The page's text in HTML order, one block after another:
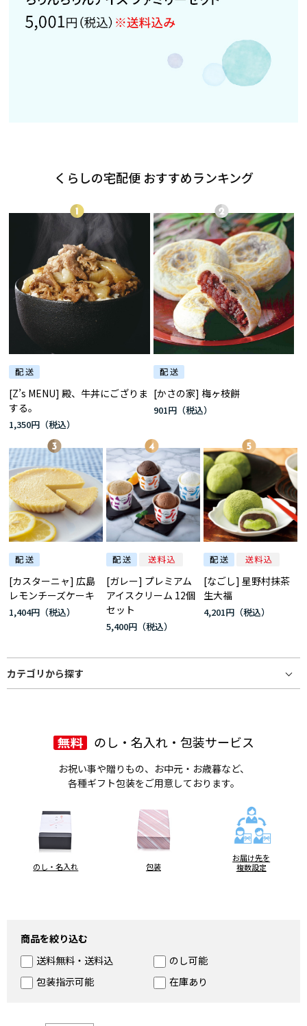
くらしの宅配便 おすすめランキング
[Z’s MENU] 殿、牛丼にござりま
する。
1,350円
[かさの家] 梅ヶ枝餅
901円
[カスターニャ] 広島
レモンチーズケーキ
1,404円
[ガレー] プレミアム
アイスクリーム 12個
セット
5,400円
[なごし] 星野村抹茶
生大福
4,201円
カテゴリから探す
気分がアガる！季節のグルメ
福岡＆九州イチオシＦＯＯＤ
お菓子・飲料
スタミナ 鰻
のし・名入れ・包装サービス
お祝い事や贈りもの、お中元・お歳暮など、
各種ギフト包装をご用意しております。
のし・名入れ 包装
お届け先を
複数設定
商品を絞り込む
送料無料・送料込
のし可能
包装指示可能
在庫あり